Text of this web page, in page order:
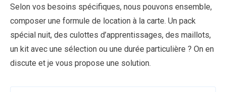
Selon vos besoins spécifiques, nous pouvons ensemble,
composer une formule de location à la carte. Un pack
spécial nuit, des culottes d’apprentissages, des maillots,
un kit avec une sélection ou une durée particulière ? On en
discute et je vous propose une solution.